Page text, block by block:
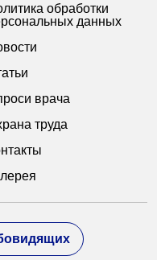
обработки
данных
врача
труда